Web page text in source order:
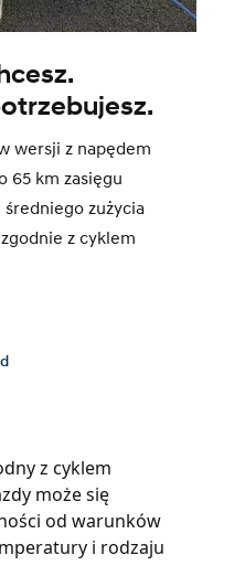
wersji z napędem
65 km zasięgu
zużycia
z cyklem
z cyklem
może się
od warunków
i rodzaju